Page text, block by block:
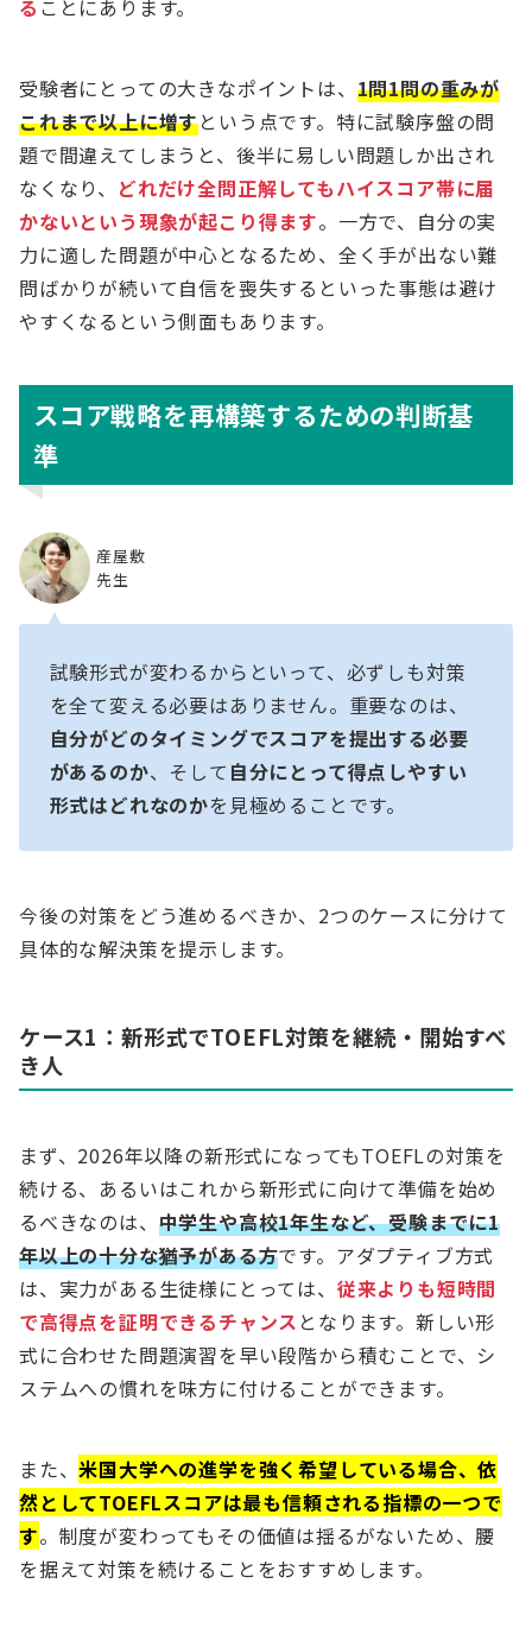
る ことにあります。
受験者にとっての大きなポイントは、 1問1問の重みが
これまで以上に増すという点です。特に試験序盤の問
題で間違えてしまうと、後半に易しい問題しか出され
なくなり、 どれだけ全問正解してもハイスコア帯に届
かないという現象が起こり得ます。一方で、自分の実
力に適した問題が中心となるため、全く手が出ない難
問ばかりが続いて自信を喪失するといった事態は避け
やすくなるという側面もあります。
スコア戦略を再構築するための判断基
準
産屋敷
先生
試験形式が変わるからといって、必ずしも対策
を全て変える必要はありません。重要なのは、
自分がどのタイミングでスコアを提出する必要
があるのか、そして 自分にとって得点しやすい
形式はどれなのかを見極めることです。
今後の対策をどう進めるべきか、2つのケースに分けて
具体的な解決策を提示します。
ケース1：新形式でTOEFL対策を継続・開始すべ
き人
まず、2026年以降の新形式になってもTOEFLの対策を
続ける、あるいはこれから新形式に向けて準備を始め
るべきなのは、 中学生や高校1年生など、受験までに1
年以上の十分な猶予がある方です。アダプティブ方式
は、実力がある生徒様にとっては、 従来よりも短時間
で高得点を証明できるチャンス となります。新しい形
式に合わせた問題演習を早い段階から積むことで、シ
ステムへの慣れを味方に付けることができます。
また、米国大学への進学を強く希望している場合、依
然としてTOEFLスコアは最も信頼される指標の一つで
す。制度が変わってもその価値は揺るがないため、腰
を据えて対策を続けることをおすすめします。